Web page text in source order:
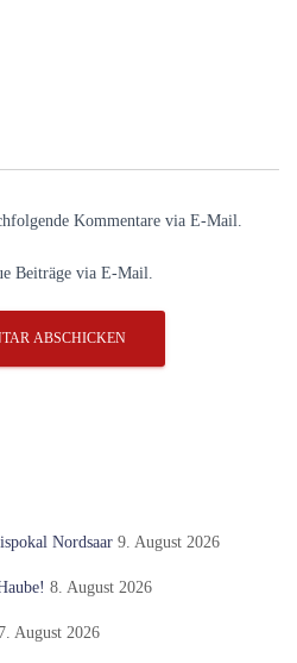
Kommentare via E-Mail.
Beiträge via E-Mail.
Nordsaar 9. August 2026
8. August 2026
7. August 2026